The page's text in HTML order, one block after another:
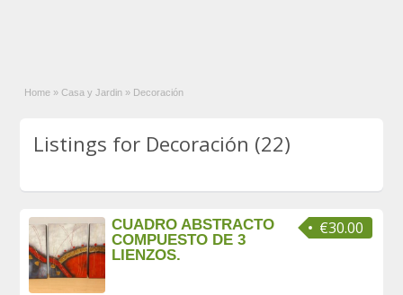
Home » Casa y Jardin » Decoración
Listings for Decoración (22)
€30.00
CUADRO ABSTRACTO
COMPUESTO DE 3
LIENZOS.